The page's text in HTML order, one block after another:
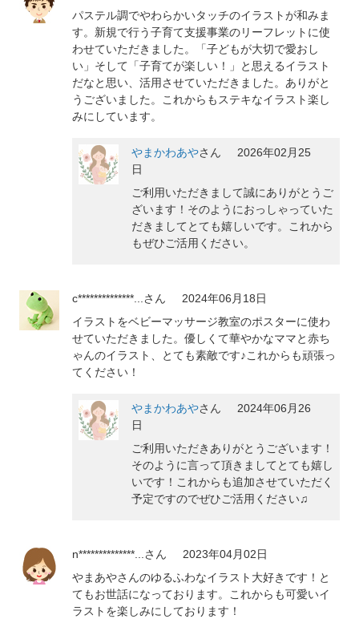
パステル調でやわらかいタッチのイラストが和みま
す。新規で行う子育て支援事業のリーフレットに使
わせていただきました。「子どもが大切で愛おし
い」そして「子育てが楽しい！」と思えるイラスト
だなと思い、活用させていただきました。ありがと
うございました。これからもステキなイラスト楽し
みにしています。
やまかわあやさん
2026年02月25
日
ご利用いただきまして誠にありがとうご
ざいます！そのようにおっしゃっていた
だきましてとても嬉しいです。これから
もぜひご活用ください。
c**************... さん
2024年06月18日
イラストをベビーマッサージ教室のポスターに使わ
せていただきました。優しくて華やかなママと赤ち
ゃんのイラスト、とても素敵です♪これからも頑張っ
てください！
やまかわあやさん
2024年06月26
日
ご利用いただきありがとうございます！
そのように言って頂きましてとても嬉し
いです！これからも追加させていただく
予定ですのでぜひご活用ください♫
n**************... さん
2023年04月02日
やまあやさんのゆるふわなイラスト大好きです！と
てもお世話になっております。これからも可愛いイ
ラストを楽しみにしております！